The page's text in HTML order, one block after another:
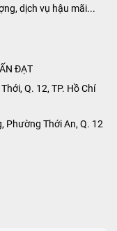
ổn định và liên
công nghiệp.
dịch vụ hậu mãi...
ĐẠT
Q. 12, TP. Hồ Chí
Phường Thới An, Q. 12